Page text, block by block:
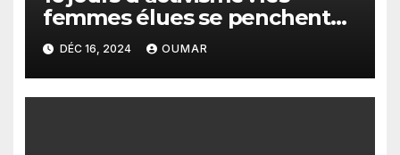
femmes élues se penchent
sur les violences faites aux
filles et aux femmes
DÉC 16, 2024 OUMAR